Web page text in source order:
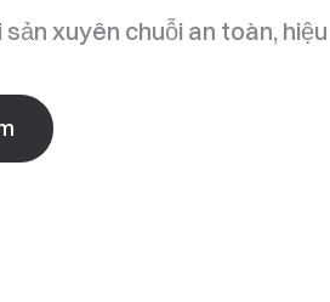
xuyên chuỗi an toàn,